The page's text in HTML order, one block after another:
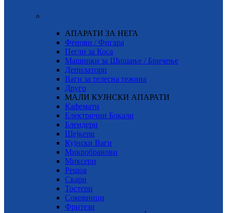
АПАРАТИ ЗА НЕГА
Фенови / Фигара
Пегли за Коса
Машинки за Шишање / Бричење
Депилатори
Ваги за телесна тежина
Друго
МАЛИ КУЈНСКИ АПАРАТИ
Кафемати
Електрични Бокали
Блендери
Шејкери
Кујнски Ваги
Микробранови
Миксери
Решоа
Скари
Тостери
Соковници
Фритези